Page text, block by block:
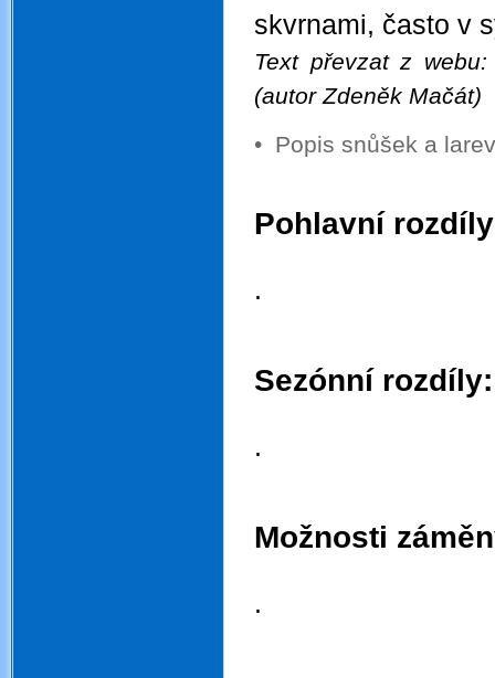
skvrnami, často v
Text převzat z
(autor Zdeněk Mačát)
• Popis snůšek a
Pohlavní
.
Sezónní rozdíly:
.
Možnosti
.